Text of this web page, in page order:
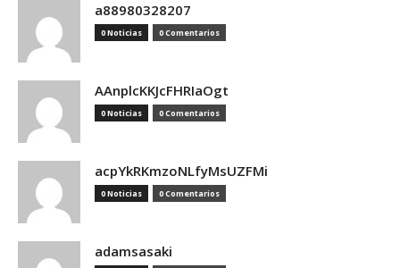
a88980328207
0 Noticias 0 Comentarios
AAnplcKKJcFHRIaOgt
0 Noticias 0 Comentarios
acpYkRKmzoNLfyMsUZFMi
0 Noticias 0 Comentarios
adamsasaki